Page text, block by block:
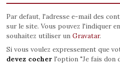
Par defaut, l'adresse e-mail des
sur le site. Vous pouvez l'indiquer
souhaitez utiliser un Gravatar.
Si vous voulez expressement que
devez cocherl'option "Je fais don